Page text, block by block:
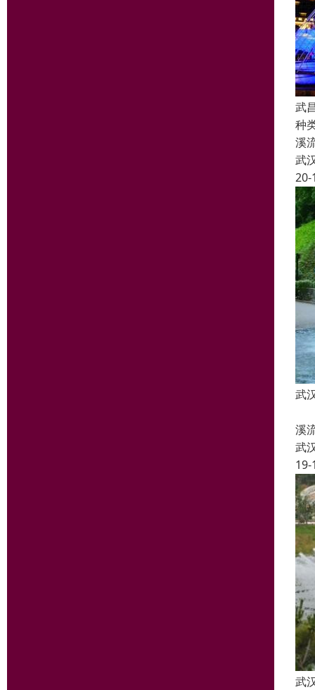
武
种
溪
武
20-
武
溪
武
19-
武